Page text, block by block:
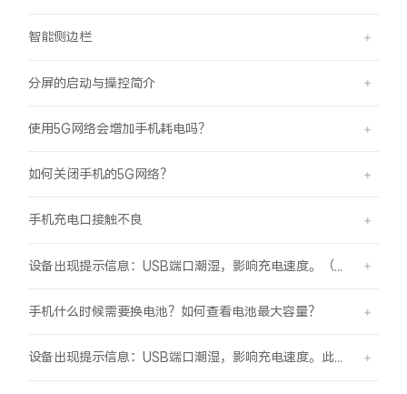
智能侧边栏
分屏的启动与操控简介
使用5G网络会增加手机耗电吗？
如何关闭手机的5G网络？
手机充电口接触不良
手机什么时候需要换电池？如何查看电池最大容量？
设备出现提示信息：USB端口潮湿，影响充电速度。此时设备不能充电或充电速度变慢。